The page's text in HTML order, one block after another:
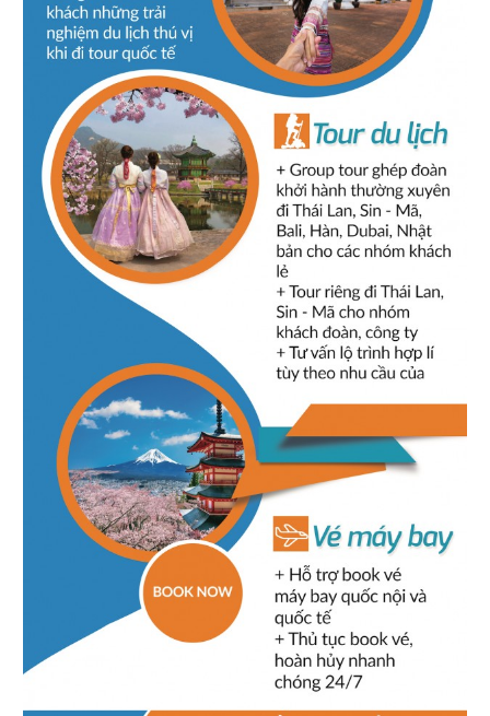
nhiều địa điểm mới. Tôi rất hài lòng về chuyến đi này, nếu có
cơ hội quay lại nơi đây tôi cũng sẽ liên hệ dịch vụ của công ty.
Phạm Thị Hương Đông Ngày gửi: 12/11/2016
Hướng dẫn viên rất tận tình, vui vẻ, nhiệt tình cung cấp
nhiều thông tin bổ ích. Bữa ăn rất ngon, chúng tôi rất hài lòng
về chuyến đi này. Cảm ơn các bạn rất nhiều.
Nguyễn Thị Lan Phương- Ngày gửi: 21/09/2016
Dịch vụ chu đáo, hướng dẫn tốt, đồ ăn ngon. Khá hài
lòng về chuyến đi này.
Đặng Ngọc Hùng Ngày gửi: 24/06/2016
Tour thiết kế rất tốt,thời gian hợp lý, hướng dẫn viên
nhiệt tình,thân thiện, xe rất mới, sạch sẽ,lái xe an toàn.Mọi
công tác đều rất tốt. Rất hài lòng về chuyến đi này. Cảm ơn
các bạn
Đinh Thế Lộc-Ngày gửi: 14/05/2016
Thái độ vui vẻ, hòa nhã, chu đáo, tận tình. Đúng lịch
trình. Công tác hậu cần, ăn uống tốt, bảo đảm. Cảm ơn và rất
mong công ty phát huy để ngày càng tốt hơn
Lã Qúy Hương Ngày gửi: 29/04/2016
Đi tour du lịch của công ty tôi thấy hướng dẫn viên và
lái xe phục vụ nhiệt tình và chu đáo. Chúng tôi không biết nói gì